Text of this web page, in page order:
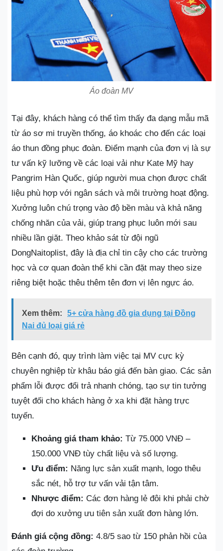
Áo đoàn MV
Tại đây, khách hàng có thể tìm thấy đa dạng mẫu mã
từ áo sơ mi truyền thống, áo khoác cho đến các loại
áo thun đồng phục đoàn. Điểm mạnh của đơn vị là sự
tư vấn kỹ lưỡng về các loại vải như Kate Mỹ hay
Pangrim Hàn Quốc, giúp người mua chọn được chất
liệu phù hợp với ngân sách và môi trường hoạt động.
Xưởng luôn chú trọng vào độ bền màu và khả năng
chống nhăn của vải, giúp trang phục luôn mới sau
nhiều lần giặt. Theo khảo sát từ đội ngũ
DongNaitoplist, đây là địa chỉ tin cậy cho các trường
học và cơ quan đoàn thể khi cần đặt may theo size
riêng biệt hoặc thêu thêm tên đơn vị lên ngực áo.
Xem thêm:
5+ cửa hàng đồ gia dụng tại Đồng
Nai đủ loại giá rẻ
Bên cạnh đó, quy trình làm việc tại MV cực kỳ
chuyên nghiệp từ khâu báo giá đến bàn giao. Các sản
phẩm lỗi được đổi trả nhanh chóng, tạo sự tin tưởng
tuyệt đối cho khách hàng ở xa khi đặt hàng trực
tuyến.
Khoảng giá tham khảo: Từ 75.000 VNĐ –
150.000 VNĐ tùy chất liệu và số lượng.
Ưu điểm: Năng lực sản xuất mạnh, logo thêu
sắc nét, hỗ trợ tư vấn vải tận tâm.
Nhược điểm: Các đơn hàng lẻ đôi khi phải chờ
đợi do xưởng ưu tiên sản xuất đơn hàng lớn.
Đánh giá cộng đồng: 4.8/5 sao từ 150 phản hồi của